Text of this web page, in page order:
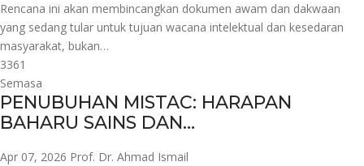
Rencana ini akan membincangkan dokumen awam dan dakwaan
yang sedang tular untuk tujuan wacana intelektual dan kesedaran
masyarakat, bukan…
3361
Semasa
PENUBUHAN MISTAC: HARAPAN
BAHARU SAINS DAN…
Apr 07, 2026 Prof. Dr. Ahmad Ismail